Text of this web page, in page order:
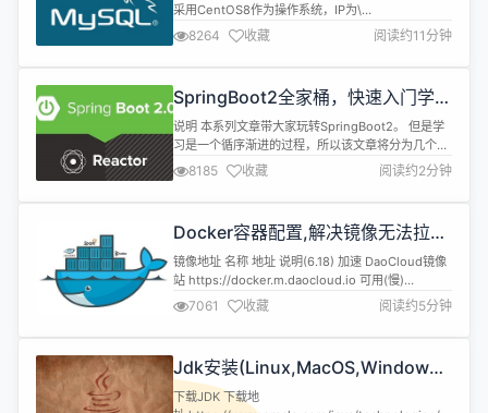
采用CentOS8作为操作系统，IP为\
[10.0.0.211,10.0.0.212,10.0.0.213]。MySQL版本为
8.0.19，端口均采用3306。本文仅讲解主从配置，
因此安装MySQL的方式请参考安装文档。 GTID模式
增加...
8264 收藏 阅读约11分钟
SpringBoot2全家桶，快速入门学习
开发网站教程
说明 本系列文章带大家玩转SpringBoot2。 但是学
习是一个循序渐进的过程，所以该文章将分为几个小
章节讲述。 并且在学习SpringBoot之前需要一定的
基础知识 SpringMVC、Spring、MyBatis基础知识
Maven MySQL、Redis 本文章代码建立的环境基础
步环境 开发环境 名称...
8185 收藏 阅读约2分钟
Docker容器配置,解决镜像无法拉取
问题
镜像地址 名称 地址 说明(6.18) 加速 DaoCloud镜像
站 https://docker.m.daocloud.io 可用(慢)
DockerHub,GCR,K8s,GHCR,Quay,NVCR等
Docker镜像代理 https://dockerproxy.com 屏蔽
DockerHub,GCR,K8s,GHCR 百度云 https://mir...
7061 收藏 阅读约5分钟
Jdk安装(Linux,MacOS,Windows),
包含三大操作系统的最全安装
下载JDK 下载地